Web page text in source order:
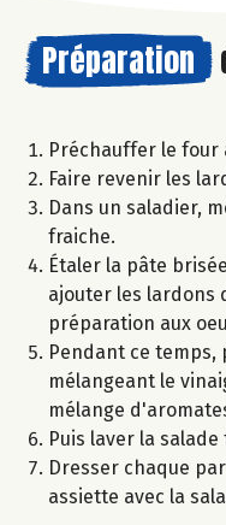
Préparation
Préchauffer le four
Faire revenir les
Dans un saladier,
fraiche.
Étaler la pâte
ajouter les lardons
préparation aux
Pendant ce
mélangeant le
mélange
Puis laver la
Dresser chaque
assiette avec la